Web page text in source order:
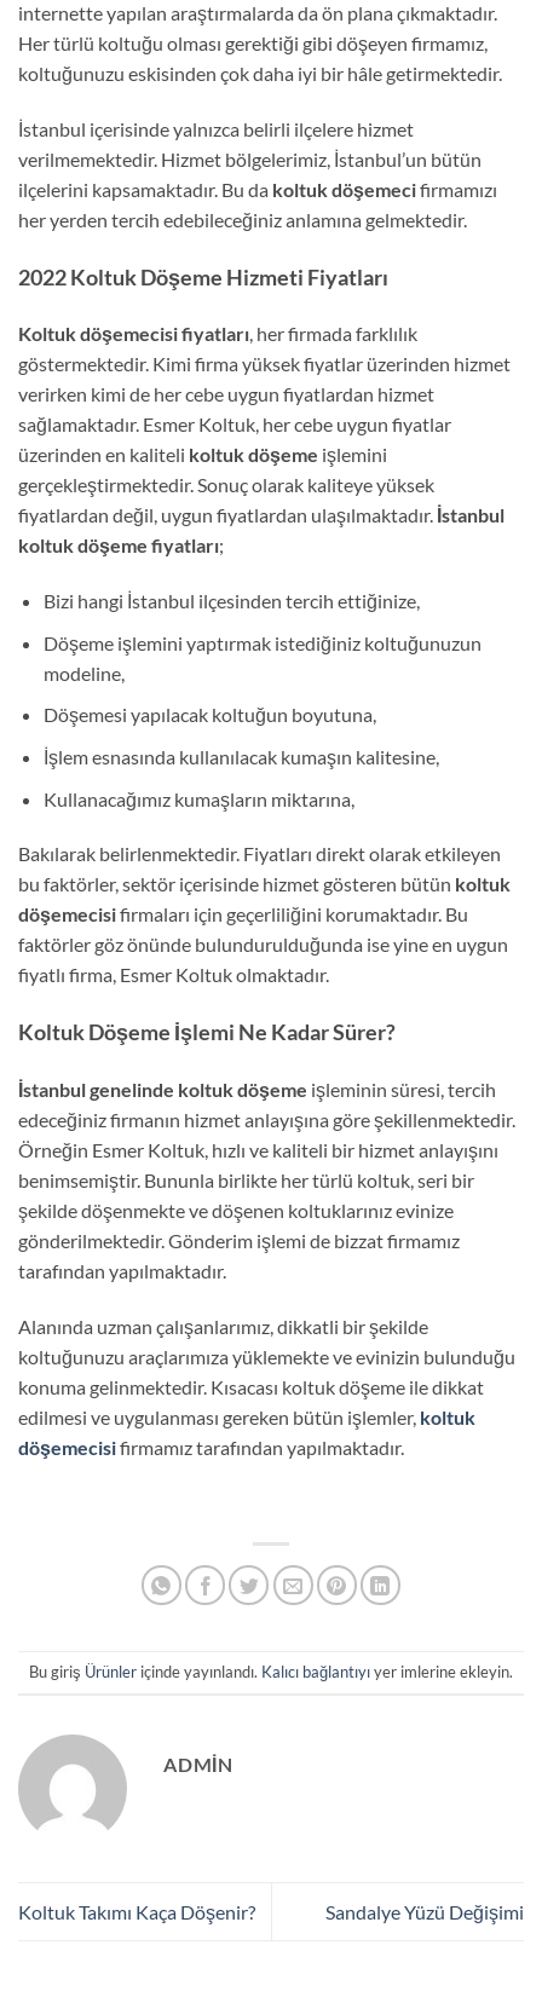
internette yapılan araştırmalarda da ön plana çıkmaktadır.
Her türlü koltuğu olması gerektiği gibi döşeyen firmamız,
koltuğunuzu eskisinden çok daha iyi bir hâle getirmektedir.
İstanbul içerisinde yalnızca belirli ilçelere hizmet
verilmemektedir. Hizmet bölgelerimiz, İstanbul’un bütün
ilçelerini kapsamaktadır. Bu da koltuk döşemecifirmamızı
her yerden tercih edebileceğiniz anlamına gelmektedir.
2022 Koltuk Döşeme Hizmeti Fiyatları
Koltuk döşemecisi fiyatları, her firmada farklılık
göstermektedir. Kimi firma yüksek fiyatlar üzerinden hizmet
verirken kimi de her cebe uygun fiyatlardan hizmet
sağlamaktadır. Esmer Koltuk, her cebe uygun fiyatlar
üzerinden en kaliteli koltuk döşeme işlemini
gerçekleştirmektedir. Sonuç olarak kaliteye yüksek
fiyatlardan değil, uygun fiyatlardan ulaşılmaktadır. İstanbul
koltuk döşeme fiyatları;
Bizi hangi İstanbul ilçesinden tercih ettiğinize,
Döşeme işlemini yaptırmak istediğiniz koltuğunuzun
modeline,
Döşemesi yapılacak koltuğun boyutuna,
İşlem esnasında kullanılacak kumaşın kalitesine,
Kullanacağımız kumaşların miktarına,
Bakılarak belirlenmektedir. Fiyatları direkt olarak etkileyen
bu faktörler, sektör içerisinde hizmet gösteren bütün koltuk
döşemecisifirmaları için geçerliliğini korumaktadır. Bu
faktörler göz önünde bulundurulduğunda ise yine en uygun
fiyatlı firma, Esmer Koltuk olmaktadır.
Koltuk Döşeme İşlemi Ne Kadar Sürer?
İstanbul genelinde koltuk döşeme işleminin süresi, tercih
edeceğiniz firmanın hizmet anlayışına göre şekillenmektedir.
Örneğin Esmer Koltuk, hızlı ve kaliteli bir hizmet anlayışını
benimsemiştir. Bununla birlikte her türlü koltuk, seri bir
şekilde döşenmekte ve döşenen koltuklarınız evinize
gönderilmektedir. Gönderim işlemi de bizzat firmamız
tarafından yapılmaktadır.
Alanında uzman çalışanlarımız, dikkatli bir şekilde
koltuğunuzu araçlarımıza yüklemekte ve evinizin bulunduğu
konuma gelinmektedir. Kısacası koltuk döşeme ile dikkat
edilmesi ve uygulanması gereken bütün işlemler, koltuk
döşemecisifirmamız tarafından yapılmaktadır.
Bu giriş Ürünler içinde yayınlandı. Kalıcı bağlantıyıyer imlerine ekleyin.
ADMIN
Koltuk Takımı Kaça Döşenir? Sandalye Yüzü Değişimi